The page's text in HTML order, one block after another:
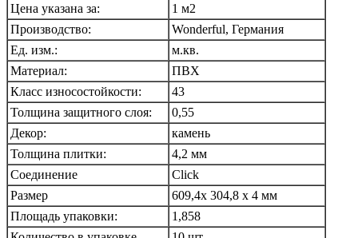
Цена указана за:
1 м2
Производство:
Wonderful, Германия
Ед. изм.:
м.кв.
Материал:
ПВХ
Класс износостойкости:
43
Толщина защитного слоя:
0,55
Декор:
камень
Толщина плитки:
4,2 мм
Соединение
Click
Размер
609,4х 304,8 х 4 мм
Площадь упаковки:
1,858